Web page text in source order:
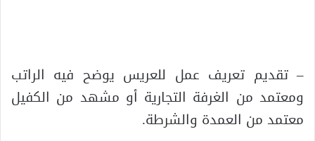
– تقديم تعريف عمل للعريس يوضح فيه الراتب
ومعتمد من الغرفة التجارية أو مشهد من الكفيل
معتمد من العمدة والشرطة.